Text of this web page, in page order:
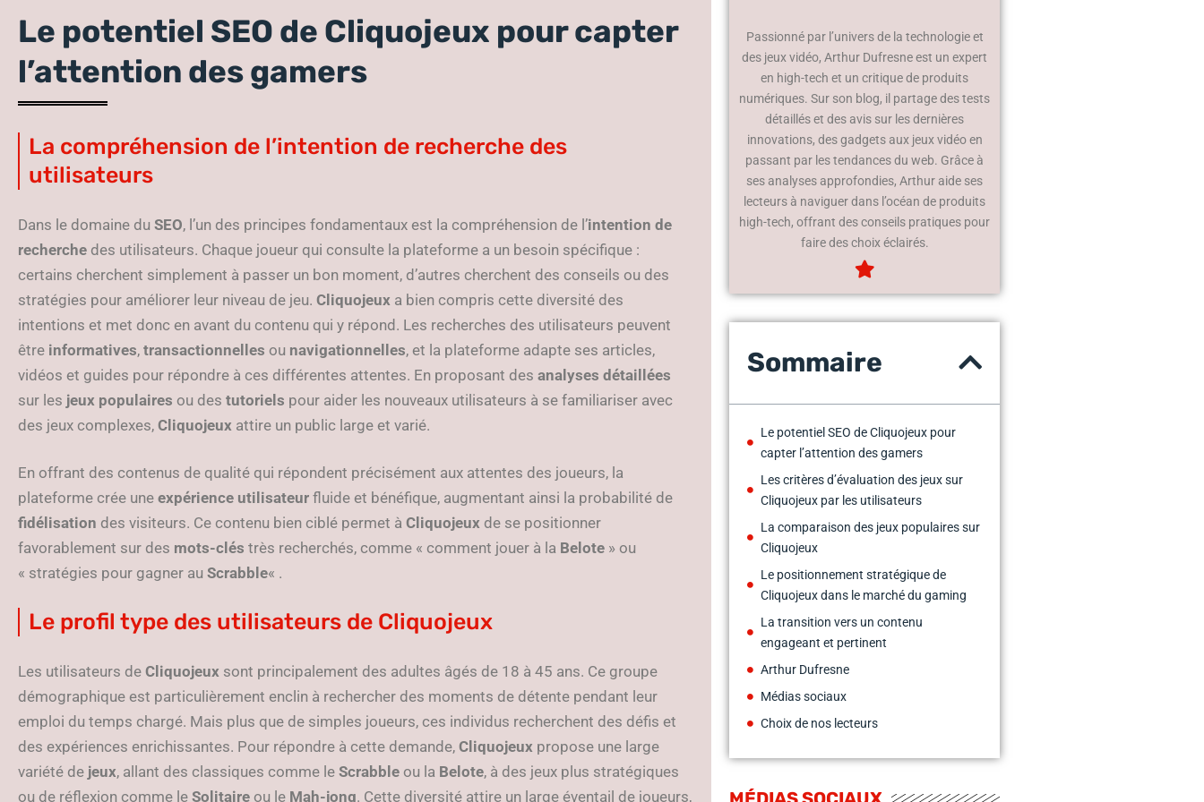
Le potentiel SEO de Cliquojeux pour capter
l’attention des gamers
La compréhension de l’intention de recherche des
utilisateurs
Dans le domaine du SEO, l’un des principes fondamentaux est la compréhension de l’intention de
recherche des utilisateurs. Chaque joueur qui consulte la plateforme a un besoin spécifique :
certains cherchent simplement à passer un bon moment, d’autres cherchent des conseils ou des
stratégies pour améliorer leur niveau de jeu. Cliquojeux a bien compris cette diversité des
intentions et met donc en avant du contenu qui y répond. Les recherches des utilisateurs peuvent
être informatives, transactionnelles ou navigationnelles, et la plateforme adapte ses articles,
vidéos et guides pour répondre à ces différentes attentes. En proposant des analyses détaillées
sur les jeux populaires ou des tutoriels pour aider les nouveaux utilisateurs à se familiariser avec
des jeux complexes, Cliquojeux attire un public large et varié.
En offrant des contenus de qualité qui répondent précisément aux attentes des joueurs, la
plateforme crée une expérience utilisateur fluide et bénéfique, augmentant ainsi la probabilité de
fidélisation des visiteurs. Ce contenu bien ciblé permet à Cliquojeux de se positionner
favorablement sur des mots-clés très recherchés, comme « comment jouer à la Belote » ou
« stratégies pour gagner au Scrabble« .
Le profil type des utilisateurs de Cliquojeux
Les utilisateurs de Cliquojeux sont principalement des adultes âgés de 18 à 45 ans. Ce groupe
démographique est particulièrement enclin à rechercher des moments de détente pendant leur
emploi du temps chargé. Mais plus que de simples joueurs, ces individus recherchent des défis et
des expériences enrichissantes. Pour répondre à cette demande, Cliquojeux propose une large
variété de jeux, allant des classiques comme le Scrabble ou la Belote, à des jeux plus stratégiques
ou de réflexion comme le Solitaire ou le Mah-jong. Cette diversité attire un large éventail de joueurs,
Passionné par l’univers de la technologie et
des jeux vidéo, Arthur Dufresne est un expert
en high-tech et un critique de produits
numériques. Sur son blog, il partage des tests
détaillés et des avis sur les dernières
innovations, des gadgets aux jeux vidéo en
passant par les tendances du web. Grâce à
ses analyses approfondies, Arthur aide ses
lecteurs à naviguer dans l’océan de produits
high-tech, offrant des conseils pratiques pour
faire des choix éclairés.
Sommaire
Le potentiel SEO de Cliquojeux pour
capter l’attention des gamers
Les critères d’évaluation des jeux sur
Cliquojeux par les utilisateurs
La comparaison des jeux populaires sur
Cliquojeux
Le positionnement stratégique de
Cliquojeux dans le marché du gaming
La transition vers un contenu
engageant et pertinent
Arthur Dufresne
Médias sociaux
Choix de nos lecteurs